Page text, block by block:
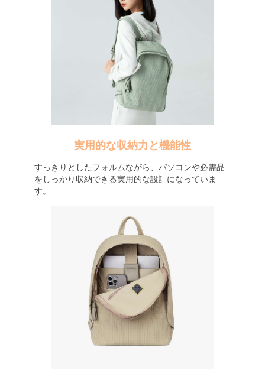
実用的な収納力と機能性
すっきりとしたフォルムながら、パソコンや必需品
をしっかり収納できる実用的な設計になっていま
す。